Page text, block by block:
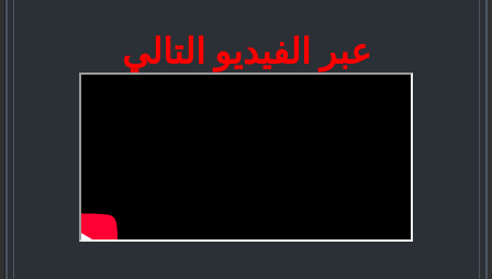
عبر الفيديو التالي